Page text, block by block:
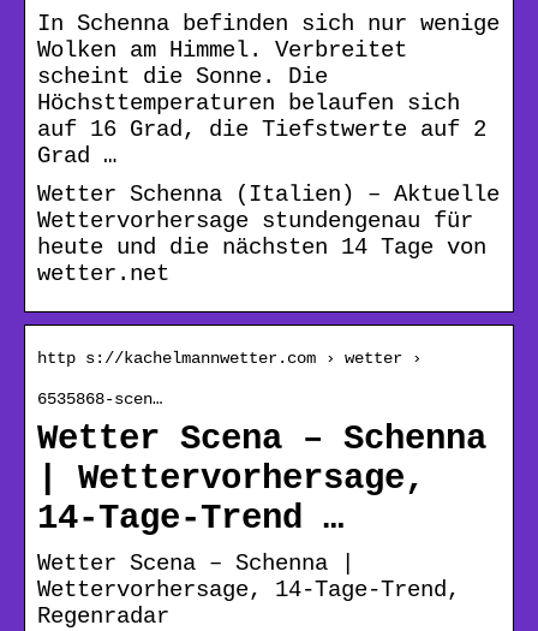
In Schenna befinden sich nur wenige
Wolken am Himmel. Verbreitet
scheint die Sonne. Die
Höchsttemperaturen belaufen sich
auf 16 Grad, die Tiefstwerte auf 2
Grad …
Wetter Schenna (Italien) – Aktuelle
Wettervorhersage stundengenau für
heute und die nächsten 14 Tage von
wetter.net
http s://kachelmannwetter.com › wetter ›
6535868-scen…
Wetter Scena – Schenna
| Wettervorhersage,
14-Tage-Trend …
Wetter Scena – Schenna |
Wettervorhersage, 14-Tage-Trend,
Regenradar